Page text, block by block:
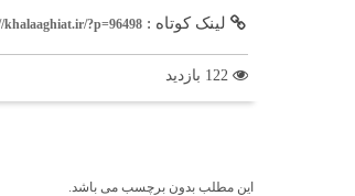
لینک کوتاه : ?p=96498
این مطلب بدون برچسب می باشد.